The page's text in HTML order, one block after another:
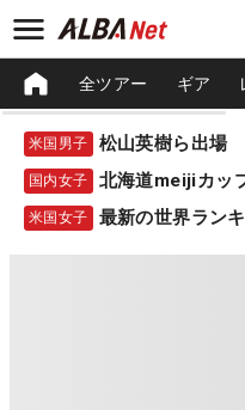
全ツアー ギア
米国男子
国内女子 北海道meijiカッ
米国女子 最新の世界ラン